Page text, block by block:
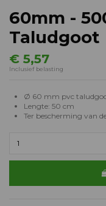
60mm -
Taludgoot
€ 5,57
Inclusief belasting
Ø 60 mm pvc
Lengte: 50 cm
Ter bescherming van